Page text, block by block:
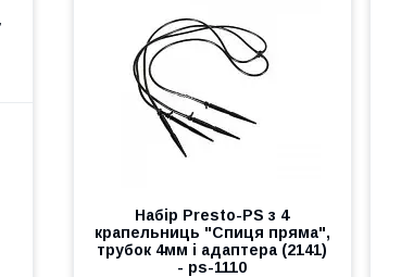
Набір Presto-PS з 4
крапельниць "Спиця пряма",
трубок 4мм і адаптера (2141)
- ps-1110